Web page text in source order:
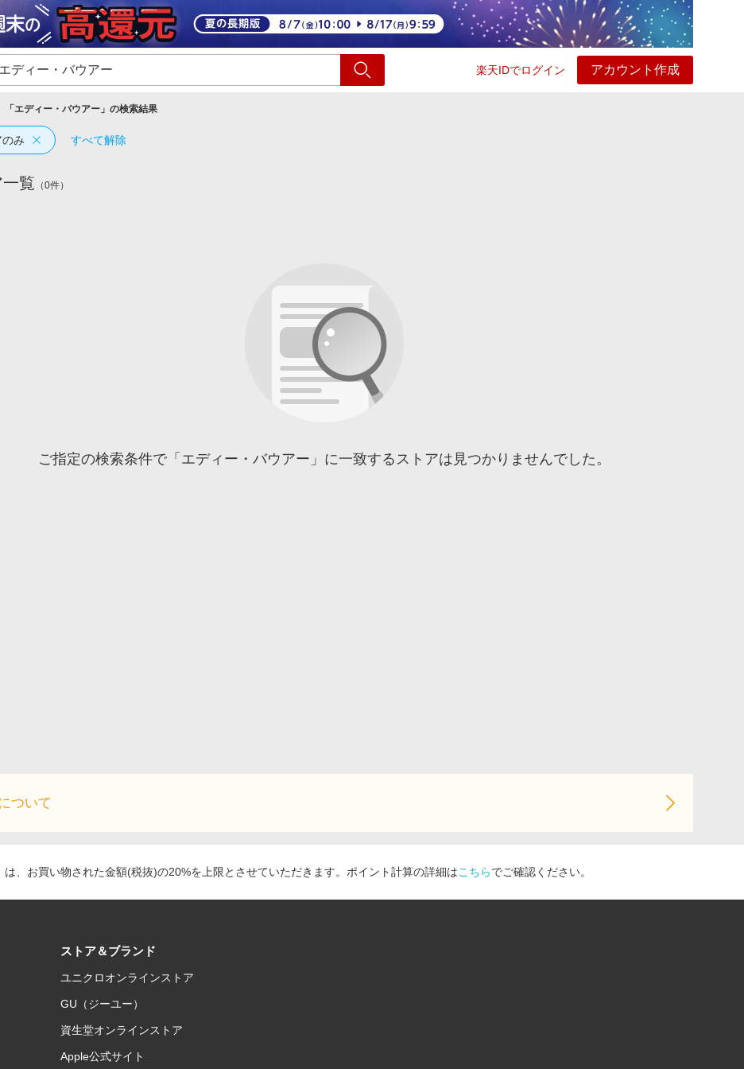
楽天IDでログイン アカウント作成
ショッピング
「 エディー・バウアー 」の検索結果
のみ すべて解除
一覧 （0件）
ご指定の検索条件で「エディー・バウアー」に一致するストアは見つかりませんでした。
ついて
、お買い物された金額(税抜)の20%を上限とさせていただきます。ポイント計算の詳細はこちらでご確認ください。
ストア＆ブランド
ユニクロオンラインストア
GU（ジーユー）
資生堂オンラインストア
Apple公式サイト